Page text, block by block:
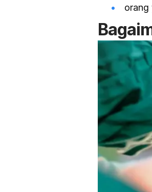
orang